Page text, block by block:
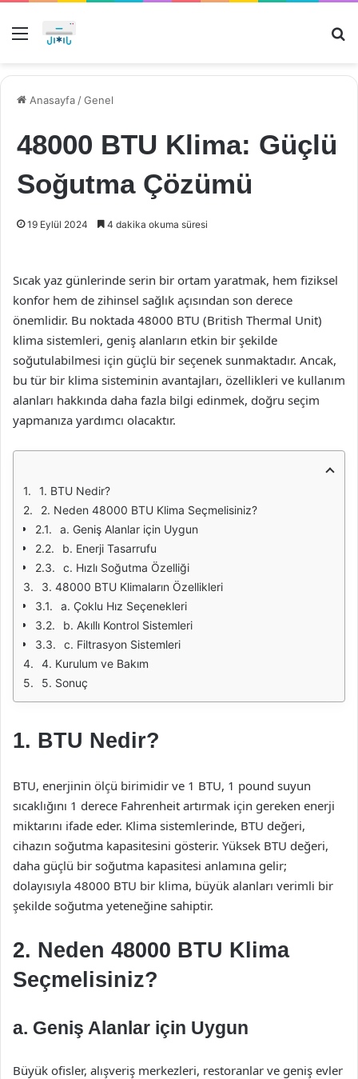
Menü
Anasayfa /Genel
48000 BTU Klima: Güçlü
Soğutma Çözümü
19 Eylül 2024 4 dakika okuma süresi
Sıcak yaz günlerinde serin bir ortam yaratmak, hem fiziksel
konfor hem de zihinsel sağlık açısından son derece
önemlidir. Bu noktada 48000 BTU (British Thermal Unit)
klima sistemleri, geniş alanların etkin bir şekilde
soğutulabilmesi için güçlü bir seçenek sunmaktadır. Ancak,
bu tür bir klima sisteminin avantajları, özellikleri ve kullanım
alanları hakkında daha fazla bilgi edinmek, doğru seçim
yapmanıza yardımcı olacaktır.
1. BTU Nedir?
2. Neden 48000 BTU Klima Seçmelisiniz?
a. Geniş Alanlar için Uygun
b. Enerji Tasarrufu
c. Hızlı Soğutma Özelliği
3. 48000 BTU Klimaların Özellikleri
a. Çoklu Hız Seçenekleri
b. Akıllı Kontrol Sistemleri
c. Filtrasyon Sistemleri
4. Kurulum ve Bakım
5. Sonuç
1. BTU Nedir?
BTU, enerjinin ölçü birimidir ve 1 BTU, 1 pound suyun
sıcaklığını 1 derece Fahrenheit artırmak için gereken enerji
miktarını ifade eder. Klima sistemlerinde, BTU değeri,
cihazın soğutma kapasitesini gösterir. Yüksek BTU değeri,
daha güçlü bir soğutma kapasitesi anlamına gelir;
dolayısıyla 48000 BTU bir klima, büyük alanları verimli bir
şekilde soğutma yeteneğine sahiptir.
2. Neden 48000 BTU Klima
Seçmelisiniz?
a. Geniş Alanlar için Uygun
Büyük ofisler, alışveriş merkezleri, restoranlar ve geniş evler